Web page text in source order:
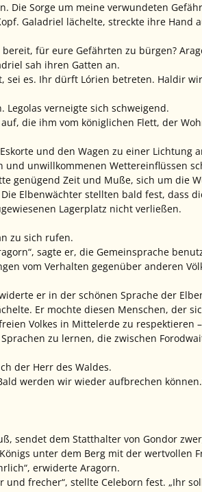
Die Sorge um meine verwundeten
Galadriel lächelte, streckte ihre
für eure Gefährten zu bürgen?
sah ihren Gatten an.
sei es. Ihr dürft Lórien betreten. Haldir
Legolas verneigte sich schweigend.
die ihm vom königlichen Flett, der
und den Wagen zu einer Lichtung
unwillkommenen Wettereinflüssen
genügend Zeit und Muße, sich um die
Elbenwächter stellten bald fest, dass
Lagerplatz nicht verließen.
zu sich rufen.
sagte er, die Gemeinsprache
vom Verhalten gegenüber anderen
er in der schönen Sprache der
Er mochte diesen Menschen, der
Volkes in Mittelerde zu respektieren
zu lernen, die zwischen
der Herr des Waldes.
werden wir wieder aufbrechen
sendet dem Statthalter von Gondor
unter dem Berg mit der wertvollen
erwiderte Aragorn.
frecher“, stellte Celeborn fest. „Ihr